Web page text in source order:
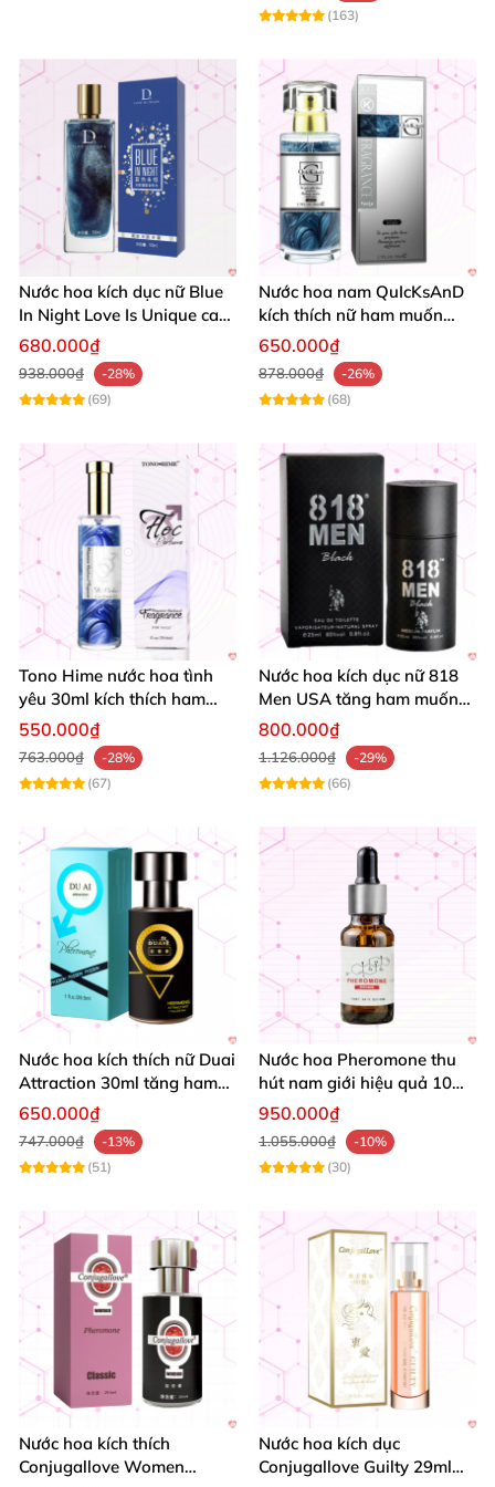
(163)
Nước hoa kích dục nữ Blue
In Night Love Is Unique cao
cấp hút hồn
680.000₫
938.000₫
-28%
(69)
Nước hoa nam QuIcKsAnD
kích thích nữ ham muốn
mãnh liệt không mùi
650.000₫
878.000₫
-26%
(68)
Tono Hime nước hoa tình
yêu 30ml kích thích ham
muốn nữ cao cấp
550.000₫
763.000₫
-28%
(67)
Nước hoa kích dục nữ 818
Men USA tăng ham muốn
gợi cảm mạnh
800.000₫
1.126.000₫
-29%
(66)
Nước hoa kích thích nữ Duai
Attraction 30ml tăng ham
muốn gợi cảm
650.000₫
747.000₫
-13%
(51)
Nước hoa Pheromone thu
hút nam giới hiệu quả 10ml
chính hãng
950.000₫
1.055.000₫
-10%
(30)
Nước hoa kích thích
Conjugallove Women
Nước hoa kích dục
Conjugallove Guilty 29ml